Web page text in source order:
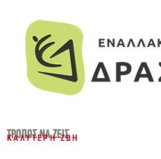
ΤΡΌΠΟΣ ΝΑ ΖΕΙΣ
ΚΑΛΎΤΕΡΗ ΖΩΉ